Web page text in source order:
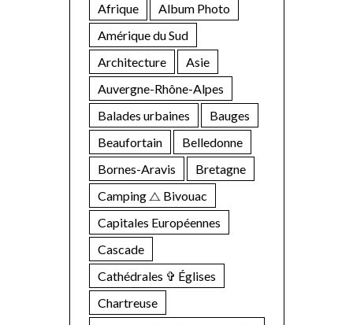
Afrique
Album Photo
Amérique du Sud
Architecture
Asie
Auvergne-Rhône-Alpes
Balades urbaines
Bauges
Beaufortain
Belledonne
Bornes-Aravis
Bretagne
Camping ⧍ Bivouac
Capitales Européennes
Cascade
Cathédrales ✞ Églises
Chartreuse